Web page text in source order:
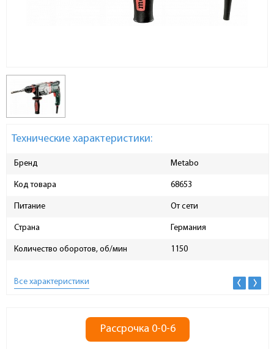
Технические характеристики:
Бренд Metabo
Код товара 68653
Питание От сети
Страна Германия
Количество оборотов, об/мин 1150
Все характеристики
Рассрочка 0-0-6